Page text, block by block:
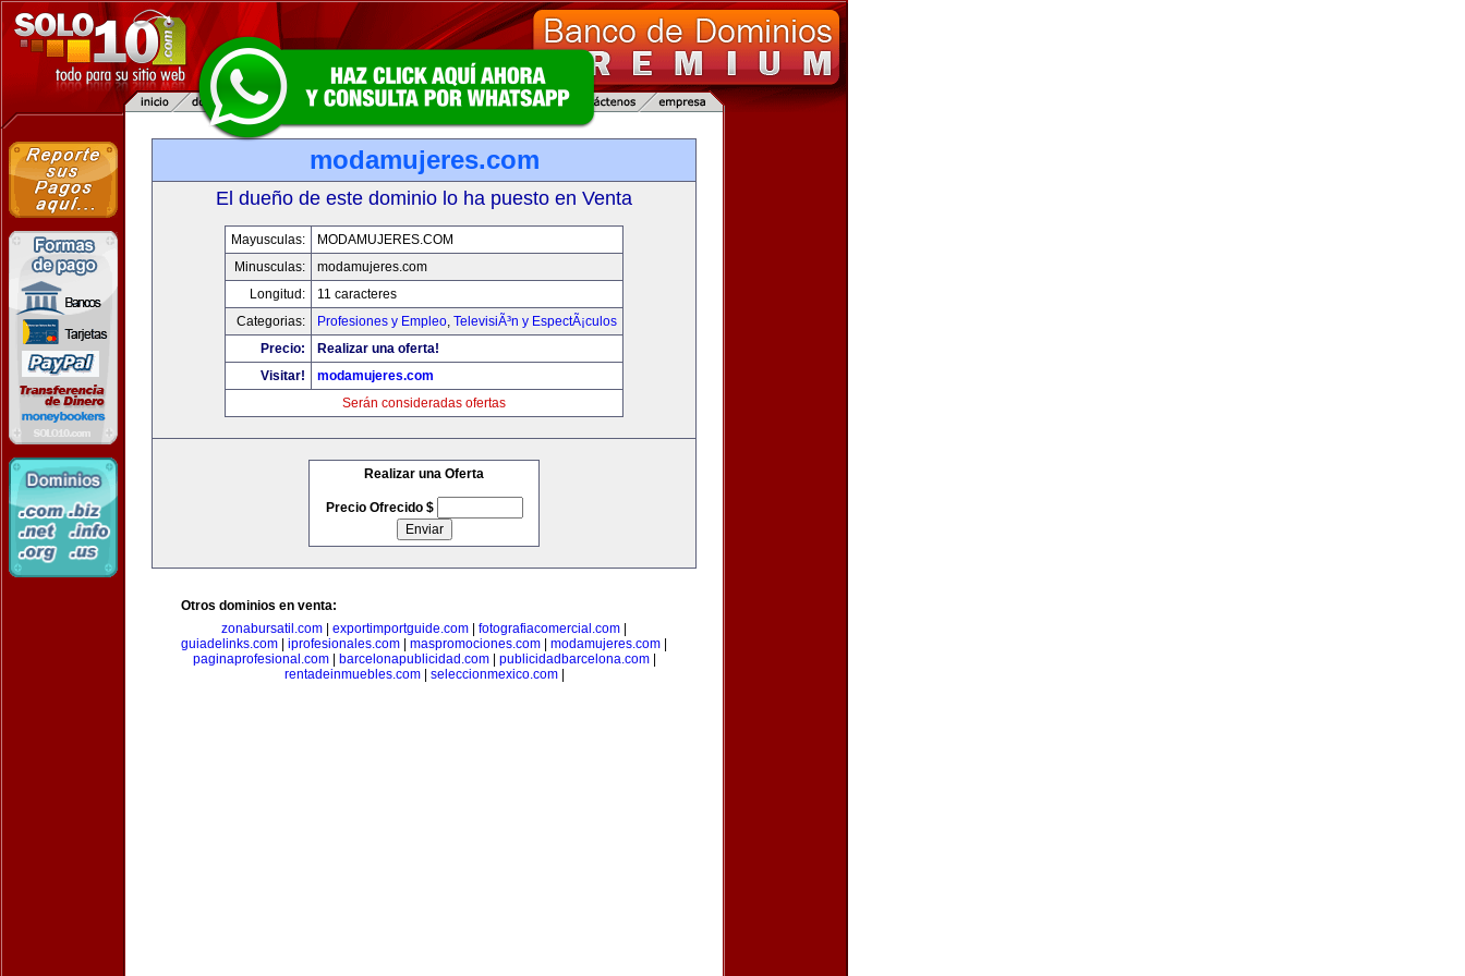
modamujeres.com
El dueño de este dominio lo ha puesto en Venta
Mayusculas:
MODAMUJERES.COM
Minusculas:
modamujeres.com
Longitud:
11 caracteres
Categorias:
Profesiones y Empleo, TelevisiÃ³n y EspectÃ¡culos
Precio:
Realizar una oferta!
Visitar!
modamujeres.com
Serán consideradas ofertas
Realizar una Oferta
Precio Ofrecido $
Otros dominios en venta:
zonabursatil.com
exportimportguide.com fotografiacomercial.com
guiadelinks.com
iprofesionales.com maspromociones.com modamujeres.com
paginaprofesional.com| barcelonapublicidad.com| publicidadbarcelona.com|
rentadeinmuebles.com| seleccionmexico.com|